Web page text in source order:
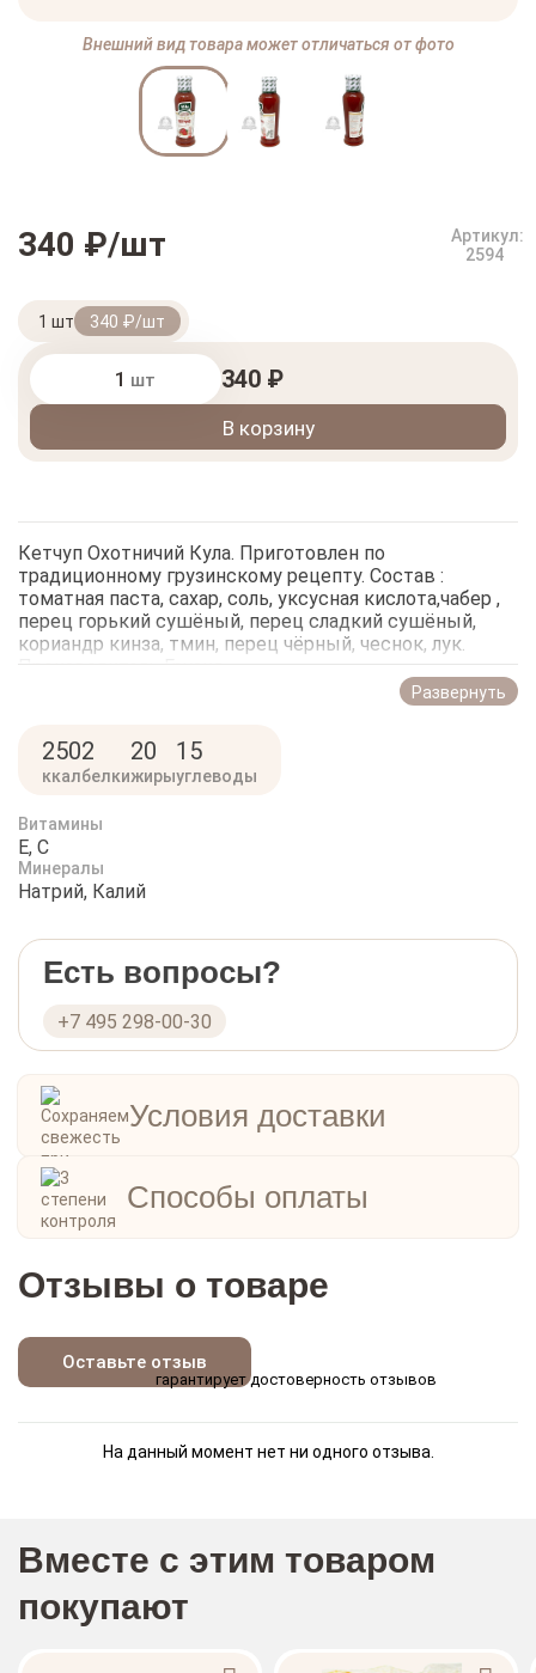
Внешний вид товара может отличаться от фото
340 ₽/шт
Артикул:
2594
1 шт 340 ₽/шт
шт 340 ₽
В корзину
Кетчуп Охотничий Кула. Приготовлен по
традиционному грузинскому рецепту. Состав :
томатная паста, сахар, соль, уксусная кислота,чабер ,
перец горький сушёный, перец сладкий сушёный,
кориандр кинза, тмин, перец чёрный, чеснок, лук.
Производитель Грузия.
Развернуть
250
ккал
2
белки
20
жиры
15
углеводы
Витамины
E, C
Минералы
Натрий, Калий
Есть вопросы?
+7 495 298-00-30
Условия доставки
Способы оплаты
Отзывы о товаре
Оставьте отзыв
гарантирует достоверность отзывов
На данный момент нет ни одного отзыва.
Вместе с этим товаром
покупают